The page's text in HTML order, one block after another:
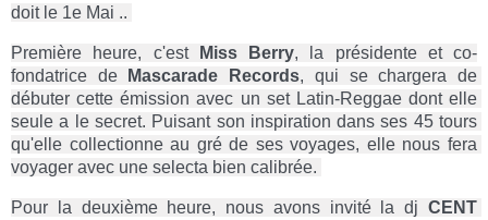
doit le 1e Mai ..
Première heure, c'est Miss Berry, la présidente et co-
fondatrice de
Mascarade Records, qui se chargera de
débuter cette émission avec un set Latin-Reggae dont elle
seule a le secret. Puisant son inspiration dans ses 45 tours
qu'elle collectionne au gré de ses voyages, elle nous fera
voyager avec une selecta bien calibrée.
Pour la deuxième heure, nous avons invité la dj CENT